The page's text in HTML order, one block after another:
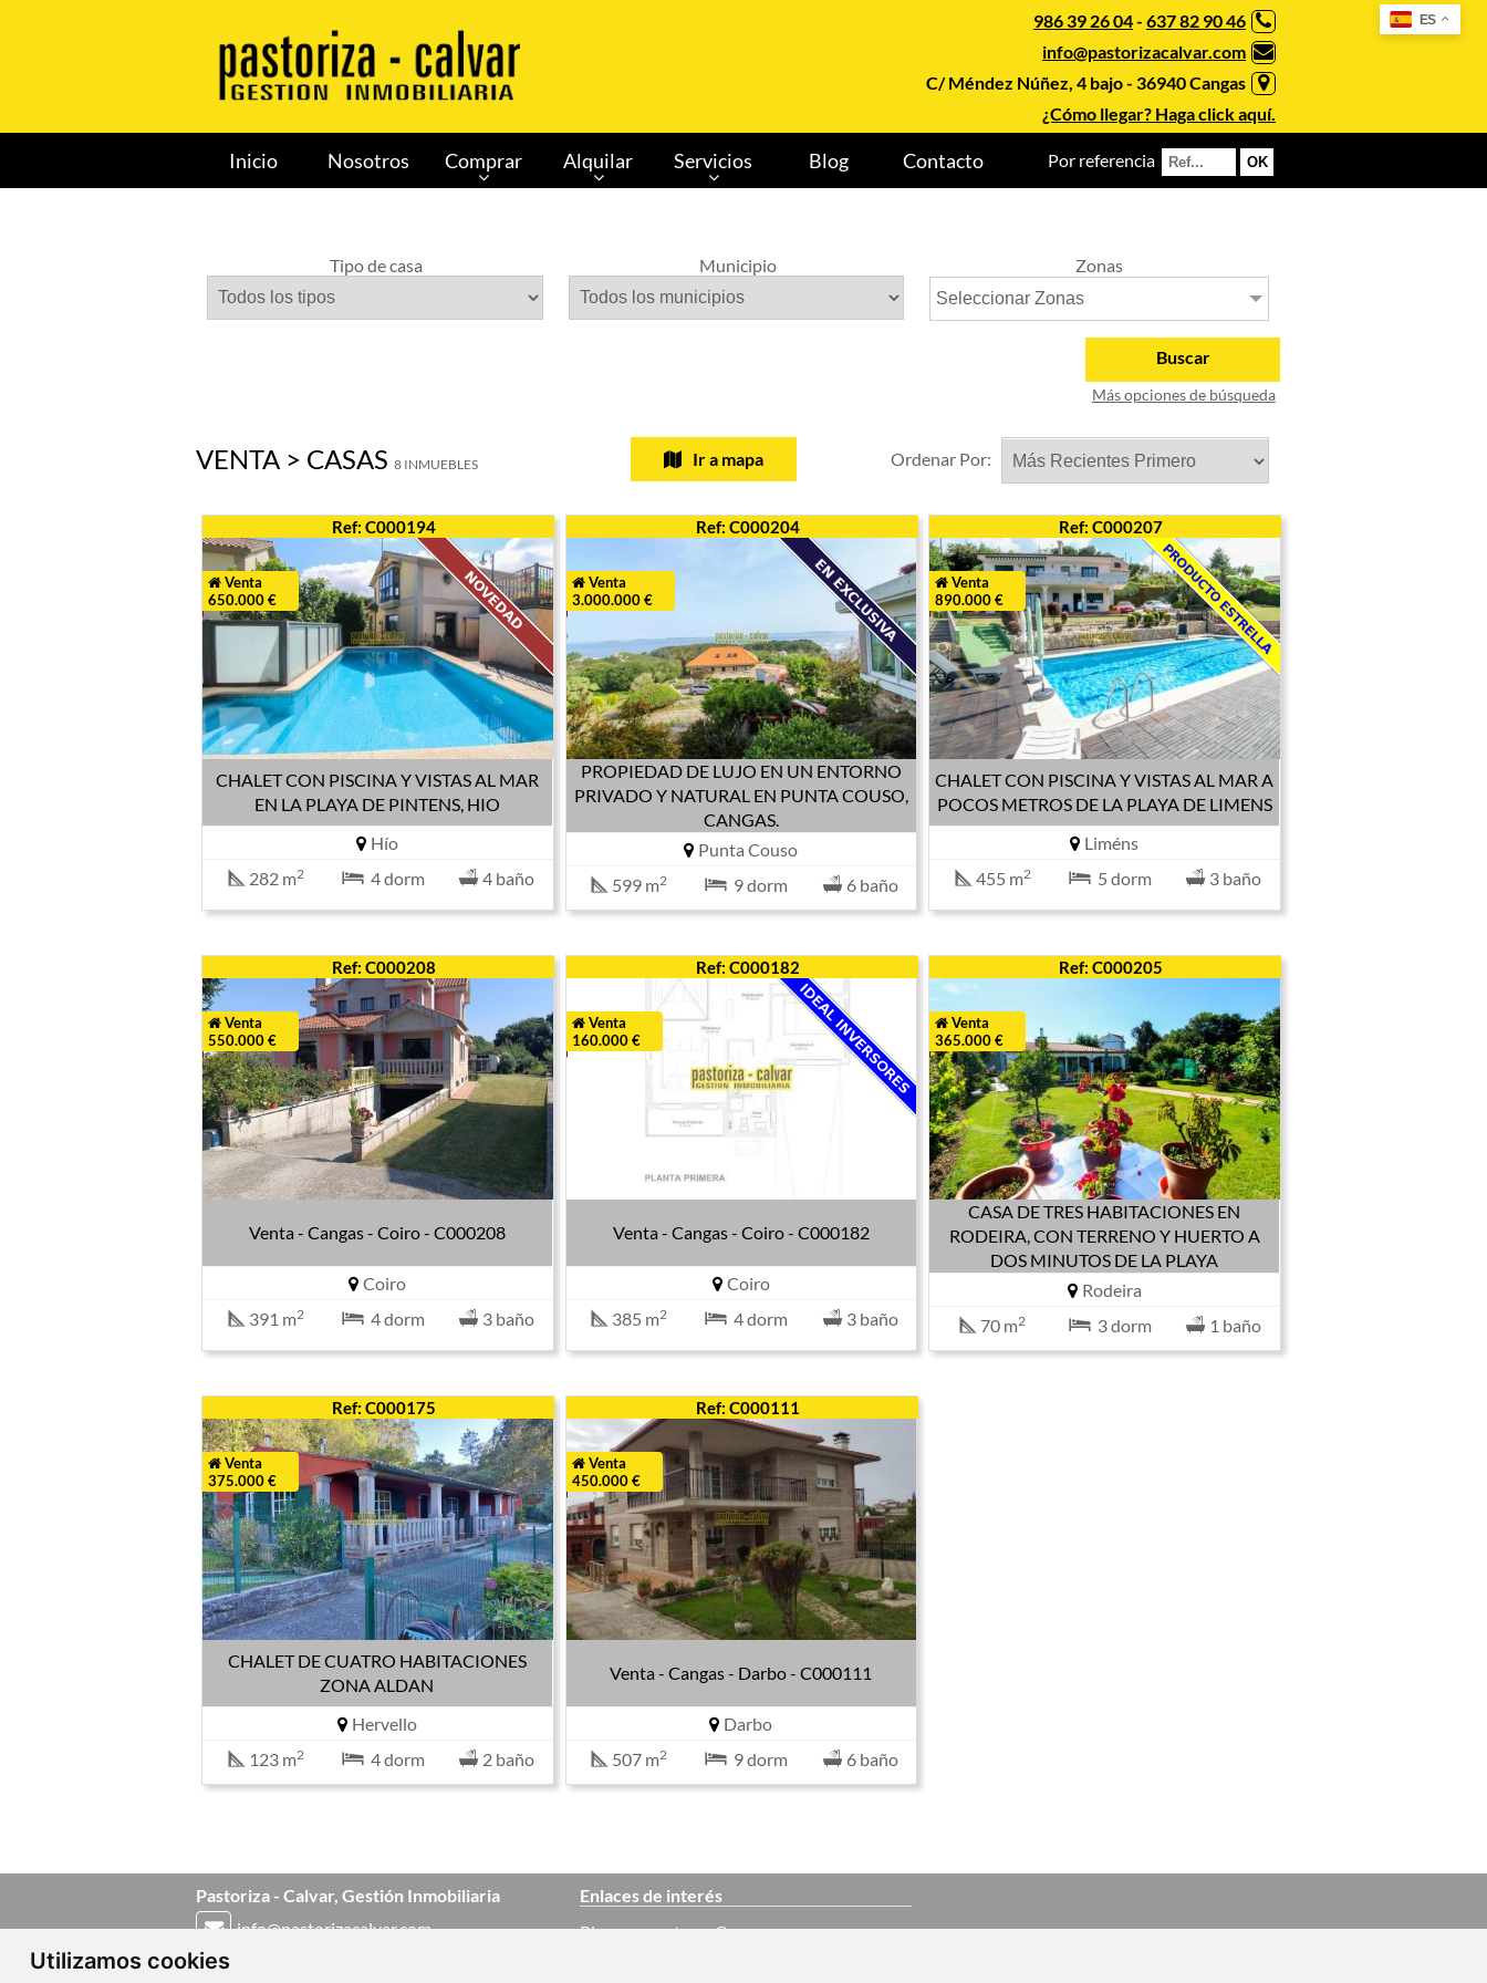
Utilizamos cookies
ES
986 39 26 04- 637 82 90 46
info@pastorizacalvar.com
C/ Méndez Núñez, 4 bajo - 36940 Cangas
¿Cómo llegar? Haga click aquí.
Inicio Nosotros Comprar Alquilar Servicios Blog Contacto Por referencia
Tipo de casa Municipio Zonas
Seleccionar Zonas
Buscar
Más opciones de búsqueda
VENTA > CASAS 8 INMUEBLES Ir a mapa Ordenar Por:
Venta
650.000 €
Ref: C000194
CHALET CON PISCINA Y VISTAS AL MAR
EN LA PLAYA DE PINTENS, HIO
Hío
282 m2 4 dorm 4 baño
Venta
3.000.000 €
Ref: C000204
PROPIEDAD DE LUJO EN UN ENTORNO
PRIVADO Y NATURAL EN PUNTA COUSO,
CANGAS.
Punta Couso
599 m2 9 dorm 6 baño
Venta
890.000 €
Ref: C000207
CHALET CON PISCINA Y VISTAS AL MAR A
POCOS METROS DE LA PLAYA DE LIMENS
Liméns
455 m2 5 dorm 3 baño
Venta
550.000 €
Ref: C000208
Venta - Cangas - Coiro - C000208
Coiro
391 m2 4 dorm 3 baño
Venta
160.000 €
Ref: C000182
Venta - Cangas - Coiro - C000182
Coiro
385 m2 4 dorm 3 baño
Venta
365.000 €
Ref: C000205
CASA DE TRES HABITACIONES EN
RODEIRA, CON TERRENO Y HUERTO A
DOS MINUTOS DE LA PLAYA
Rodeira
70 m2 3 dorm 1 baño
Venta
375.000 €
Ref: C000175
CHALET DE CUATRO HABITACIONES
ZONA ALDAN
Hervello
123 m2 4 dorm 2 baño
Venta
450.000 €
Ref: C000111
Venta - Cangas - Darbo - C000111
Darbo
507 m2 9 dorm 6 baño
Pastoriza - Calvar, Gestión Inmobiliaria
info@pastorizacalvar.com
Enlaces de interés
Pisos en venta en Cangas